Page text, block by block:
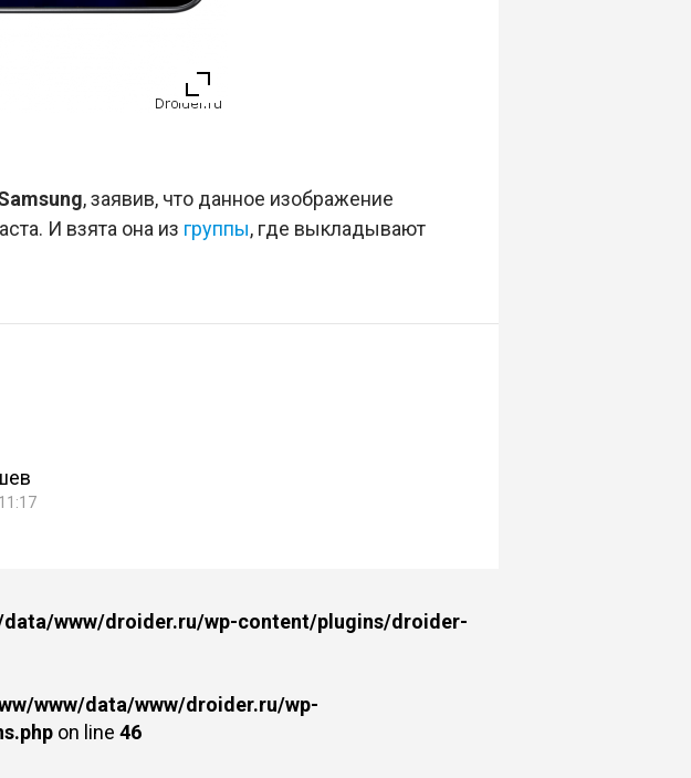
, заявив, что данное изображение
И взята она из группы, где выкладывают
www/droider.ru/wp-content/plugins/droider-
www/data/www/droider.ru/wp-
on line 46